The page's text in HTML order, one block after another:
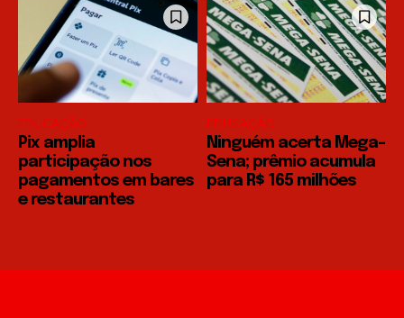
EDUCAÇÃO
Pix amplia
participação nos
pagamentos em bares
e restaurantes
EDUCAÇÃO
Ninguém acerta Mega-
Sena; prêmio acumula
para R$ 165 milhões